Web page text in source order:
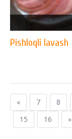
Pishloqli lavash
« 7 8
15
16 »